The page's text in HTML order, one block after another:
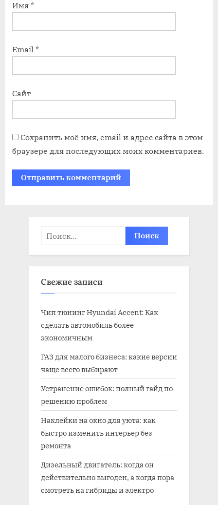
Имя *
Email *
Сайт
Сохранить моё имя, email и адрес сайта в этом
браузере для последующих моих комментариев.
Найти:
Свежие записи
Чип тюнинг Hyundai Accent: Как
сделать автомобиль более
экономичным
ГАЗ для малого бизнеса: какие версии
чаще всего выбирают
Устранение ошибок: полный гайд по
решению проблем
Наклейки на окно для уюта: как
быстро изменить интерьер без
ремонта
Дизельный двигатель: когда он
действительно выгоден, а когда пора
смотреть на гибриды и электро